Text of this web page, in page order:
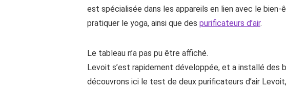
est spécialisée dans les appareils en lien avec le
pratiquer le yoga, ainsi que des purificateurs d’air.
Le tableau n’a pas pu être affiché.
Levoit s’est rapidement développée, et a installé des
découvrons ici le test de deux purificateurs d’air